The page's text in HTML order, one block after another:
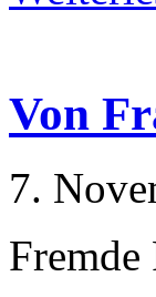
Von
7.